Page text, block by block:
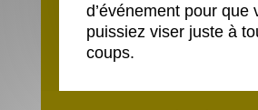
d’événement pour que
puissiez viser juste à
coups.